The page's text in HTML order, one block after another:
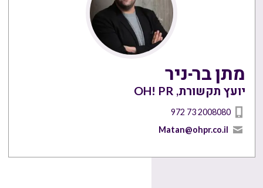
מתן בר-ניר
יועץ תקשורת, OH! PR
972 73 2008080
Matan@ohpr.co.il